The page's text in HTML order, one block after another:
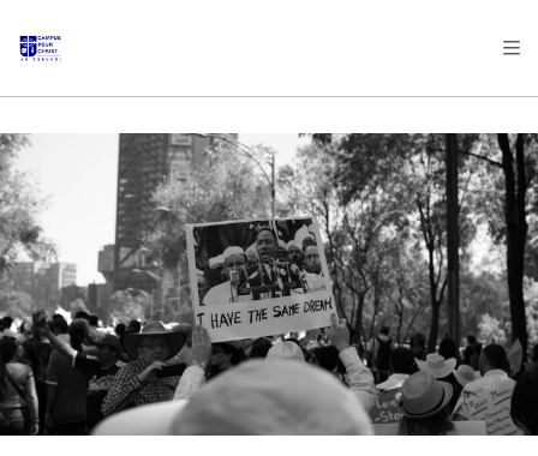
AFRICA
AMERICA / CARIBBEAN
OCEANIA